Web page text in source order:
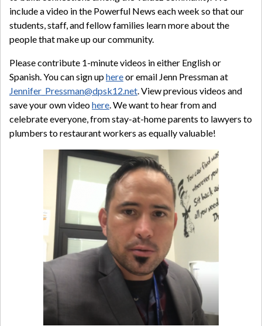
include a video in the Powerful News each week so that our
students, staff, and fellow families learn more about the
people that make up our community.
Please contribute 1-minute videos in either English or
Spanish. You can sign uphereor email Jenn Pressman at
Jennifer_Pressman@dpsk12.net. View previous videos and
save your own videohere. We want to hear from and
celebrate everyone, from stay-at-home parents to lawyers to
plumbers to restaurant workers as equally valuable!